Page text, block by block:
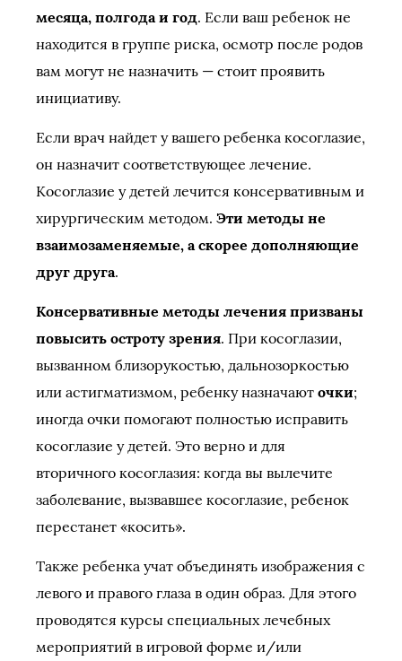
месяца, полгода и год. Если ваш ребенок не
находится в группе риска, осмотр после родов
вам могут не назначить — стоит проявить
инициативу.
Если врач найдет у вашего ребенка косоглазие,
он назначит соответствующее лечение.
Косоглазие у детей лечится консервативным и
хирургическим методом. Эти методы не
взаимозаменяемые, а скорее дополняющие
друг друга.
Консервативные методы лечения призваны
повысить остроту зрения. При косоглазии,
вызванном близорукостью, дальнозоркостью
или астигматизмом, ребенку назначают очки;
иногда очки помогают полностью исправить
косоглазие у детей. Это верно и для
вторичного косоглазия: когда вы вылечите
заболевание, вызвавшее косоглазие, ребенок
перестанет «косить».
Также ребенка учат объединять изображения с
левого и правого глаза в один образ. Для этого
проводятся курсы специальных лечебных
мероприятий в игровой форме и/или